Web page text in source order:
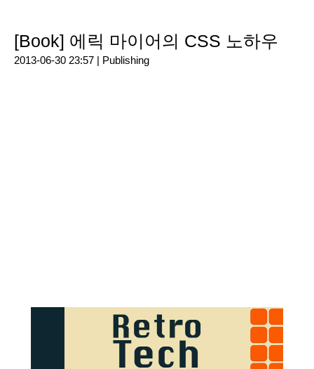
[Book] 에릭 마이어의 CSS 노하우
2013-06-30 23:57 | Publishing